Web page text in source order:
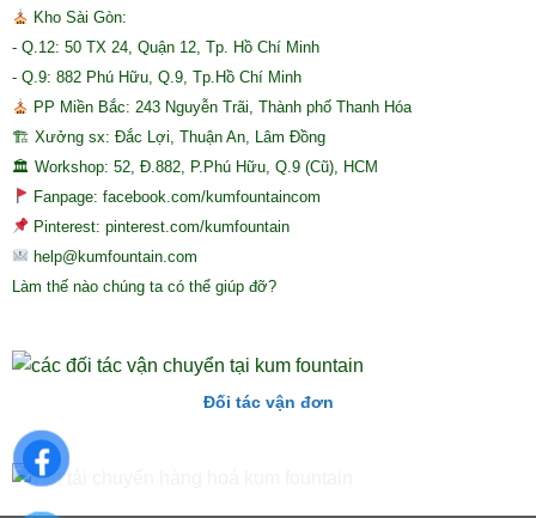
Kho Sài Gòn:
- Q.12: 50 TX 24, Quận 12, Tp. Hồ Chí Minh
- Q.9: 882 Phú Hữu, Q.9, Tp.Hồ Chí Minh
PP Miền Bắc: 243 Nguyễn Trãi, Thành phố Thanh Hóa
🏗 Xưởng sx: Đắc Lợi, Thuận An, Lâm Đồng
🏛 Workshop: 52, Đ.882, P.Phú Hữu, Q.9 (Cũ), HCM
Fanpage: facebook.com/kumfountaincom
Pinterest: pinterest.com/kumfountain
help@kumfountain.com
Làm thế nào chúng ta có thể giúp đỡ?
Đối tác vận đơn